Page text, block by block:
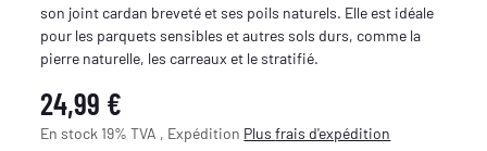
son joint cardan breveté et ses poils naturels. Elle est idéale
pour les parquets sensibles et autres sols durs, comme la
pierre naturelle, les carreaux et le stratifié.
24,99 €
En stock 19% TVA , Expédition Plusfrais d'expédition